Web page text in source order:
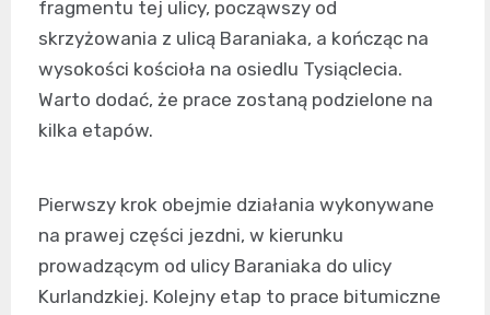
fragmentu tej ulicy, począwszy od
skrzyżowania z ulicą Baraniaka, a kończąc na
wysokości kościoła na osiedlu Tysiąclecia.
Warto dodać, że prace zostaną podzielone na
kilka etapów.
Pierwszy krok obejmie działania wykonywane
na prawej części jezdni, w kierunku
prowadzącym od ulicy Baraniaka do ulicy
Kurlandzkiej. Kolejny etap to prace bitumiczne